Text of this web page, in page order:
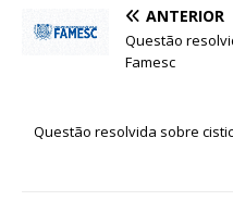
ANTERIOR
Questão
Famesc
Questão resolvida sobre